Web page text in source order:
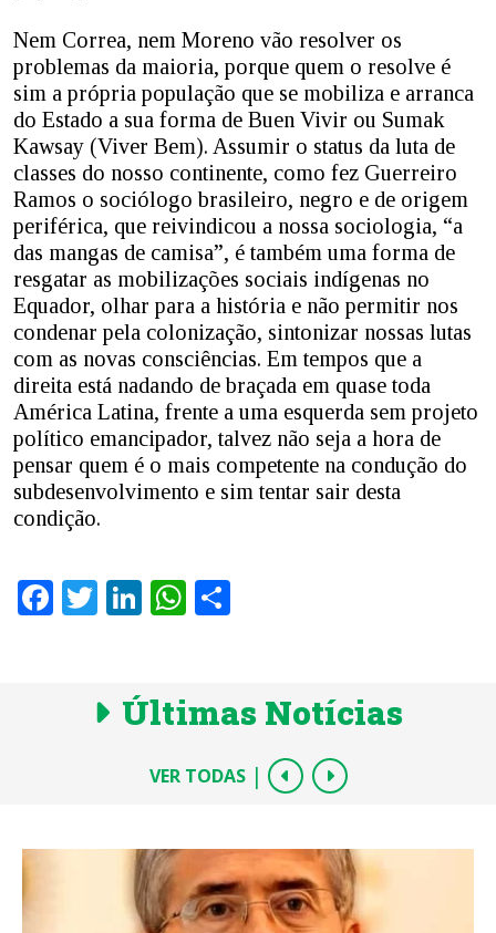
Nem Correa, nem Moreno vão resolver os
problemas da maioria, porque quem o resolve é
sim a própria população que se mobiliza e arranca
do Estado a sua forma de Buen Vivir ou Sumak
Kawsay (Viver Bem). Assumir o status da luta de
classes do nosso continente, como fez Guerreiro
Ramos o sociólogo brasileiro, negro e de origem
periférica, que reivindicou a nossa sociologia, “a
das mangas de camisa”, é também uma forma de
resgatar as mobilizações sociais indígenas no
Equador, olhar para a história e não permitir nos
condenar pela colonização, sintonizar nossas lutas
com as novas consciências. Em tempos que a
direita está nadando de braçada em quase toda
América Latina, frente a uma esquerda sem projeto
político emancipador, talvez não seja a hora de
pensar quem é o mais competente na condução do
subdesenvolvimento e sim tentar sair desta
condição.
Facebook
TwitterLinkedInWhatsApp
Últimas Notícias
VER TODAS |